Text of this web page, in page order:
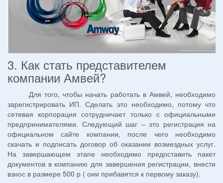
3. Как стать представителем
компании Амвей?
Для того, чтобы начать работать в Амвей, необходимо
зарегистрировать ИП. Сделать это необходимо, потому что
сетевая корпорация сотрудничает только с официальными
предпринимателями. Следующий шаг – это регистрация на
официальном сайте компании, после чего необходимо
скачать и подписать договор об оказании возмездных услуг.
На завершающем этапе необходимо предоставить пакет
документов в компанию для завершения регистрации, внести
взнос в размере 500 р ( оии прибавятся к первому заказу).